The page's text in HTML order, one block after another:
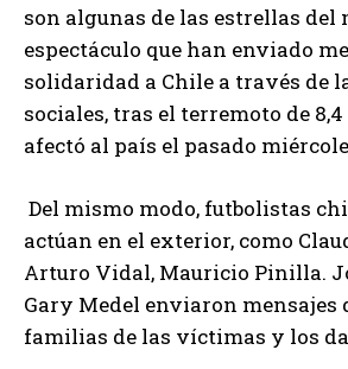
son algunas de las estrellas del
espectáculo que han enviado
solidaridad a Chile a través de
sociales, tras el terremoto de
afectó al país el pasado
Del mismo modo, futbolistas
actúan en el exterior, como
Arturo Vidal, Mauricio Pinilla.
Gary Medel enviaron mensajes
familias de las víctimas y los